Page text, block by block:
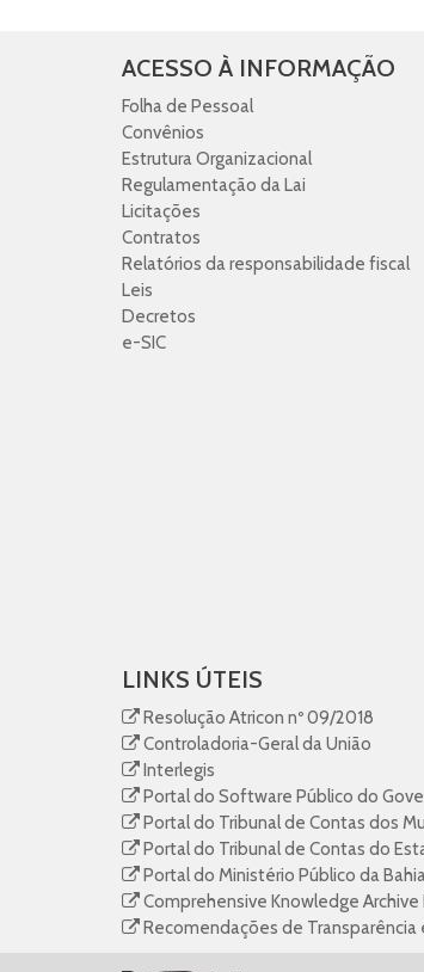
ACESSO À INFORMAÇÃO
Folha de Pessoal
Convênios
Estrutura Organizacional
Regulamentação da Lai
Licitações
Contratos
Relatórios da responsabilidade fiscal
Leis
Decretos
e-SIC
LINKS ÚTEIS
Resolução Atricon nº 09/2018
Controladoria-Geral da União
Interlegis
Portal do Software Público do
Portal do Tribunal de Contas dos
Portal do Tribunal de Contas do
Portal do Ministério Público da
Comprehensive Knowledge Archive
Recomendações de Transparência